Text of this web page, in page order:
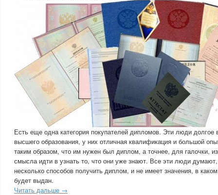
Есть еще одна категория покупателей дипломов. Эти люди долгое
высшего образования, у них отличная квалификация и большой
таким образом, что им нужен был диплом, а точнее, для галочки,
смысла идти в узнать то, что они уже знают. Все эти люди
несколько способов получить диплом, и не имеет значения, в
будет выдан.
Читать дальше →